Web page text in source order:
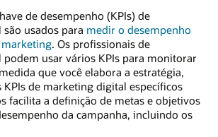
de desempenho (KPIs) de
usados para medir o desempenho
. Os profissionais de
usar vários KPIs para monitorar
que você elabora a estratégia,
de marketing digital específicos
facilita a definição de metas e objetivos
da campanha, incluindo os